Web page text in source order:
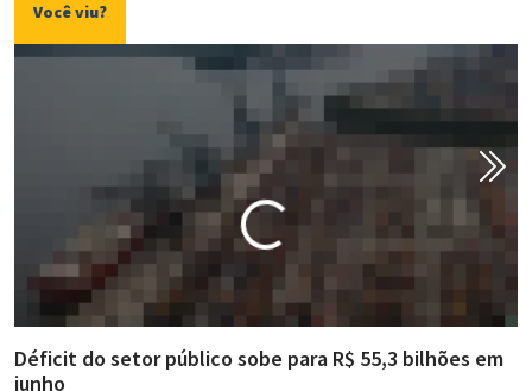
Você viu?
Déficit do setor público sobe para R$ 55,3 bilhões em
junho